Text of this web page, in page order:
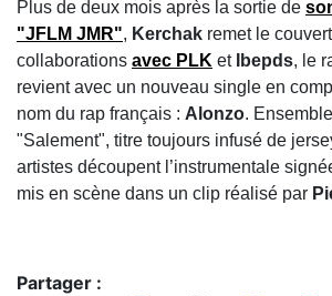
Plus de deux mois après la sortie de
"JFLM JMR", Kerchak remet le
collaborations avec PLK et Ibepds, le
revient avec un nouveau single en
nom du rap français : Alonzo.
"Salement", titre toujours infusé de
artistes découpent l’instrumentale
mis en scène dans un clip réalisé par
Partager :